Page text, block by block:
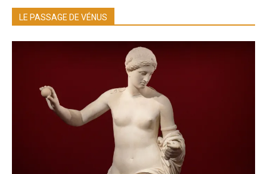
LE PASSAGE DE VÉNUS